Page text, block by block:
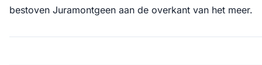
bestoven Juramontgeen aan de overkant van het meer.